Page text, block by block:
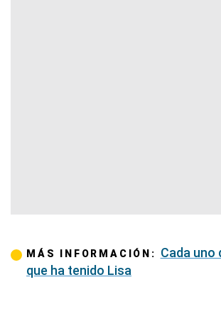
MÁS INFORMACIÓN: Cada uno
que ha tenido Lisa